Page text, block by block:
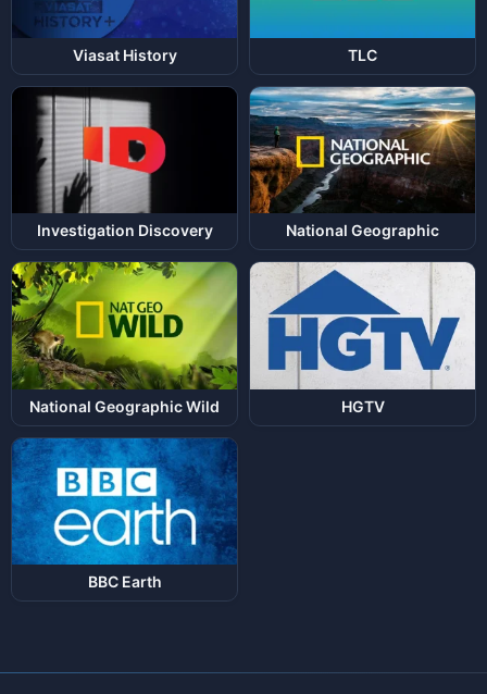
Viasat History TLC
Investigation Discovery National Geographic
National Geographic Wild HGTV
BBC Earth